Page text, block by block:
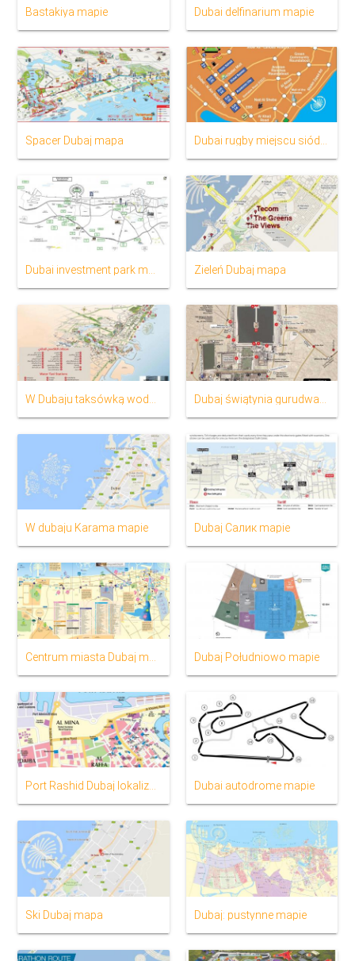
Bastakiya mapie Dubai delfinarium mapie
Spacer Dubaj mapa Dubai rugby miejscu siódemki mapie
Zieleń Dubaj mapa
W dubaju Karama mapie Dubaj Салик mapie
Dubaj Południowo mapie
Port Rashid Dubaj lokalizacja na mapie Dubai autodrome mapie
Ski Dubaj mapa Dubaj: pustynne mapie